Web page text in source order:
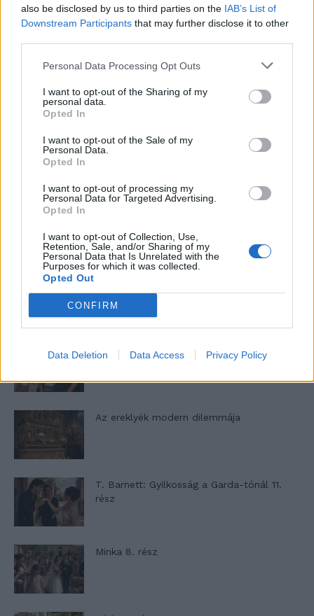
also be disclosed by us to third parties on the IAB’s List of
Downstream Participants that may further disclose it to other
Personal Data Processing Opt Outs
I want to opt-out of the Sharing of my
personal data.
Opted In
I want to opt-out of the Sale of my
Personal Data.
Opted In
I want to opt-out of processing my
Personal Data for Targeted Advertising.
Opted In
I want to opt-out of Collection, Use,
Retention, Sale, and/or Sharing of my
Personal Data that Is Unrelated with the
Purposes for which it was collected.
Opted Out
CONFIRM
Data Deletion Data Access Privacy Policy
Minka 9. rész
10 tanács, ha jobban akarod érezni magad
várakozást – Ha egy...
Panna és a szép szerelmek mítosza 2.
Az ereklyék modern dilemmája
T. Barnett: Gyilkosság a Garda-tónál 11.
rész
Minka 8. rész